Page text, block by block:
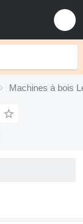
Machines à bois